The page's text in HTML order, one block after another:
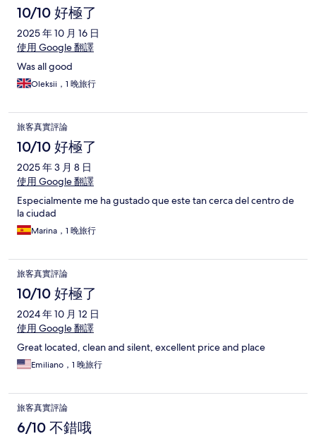
10/10 好極了
2025 年 10 月 16 日
使用 Google 翻譯
Was all good
Oleksii，1 晚旅行
旅客真實評論
10/10 好極了
2025 年 3 月 8 日
使用 Google 翻譯
Especialmente me ha gustado que este tan cerca del centro de
la ciudad
Marina，1 晚旅行
旅客真實評論
10/10 好極了
2024 年 10 月 12 日
使用 Google 翻譯
Great located, clean and silent, excellent price and place
Emiliano，1 晚旅行
旅客真實評論
6/10 不錯哦